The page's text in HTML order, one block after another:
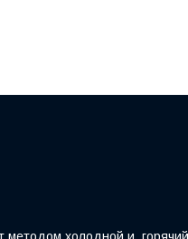
методом холодной и